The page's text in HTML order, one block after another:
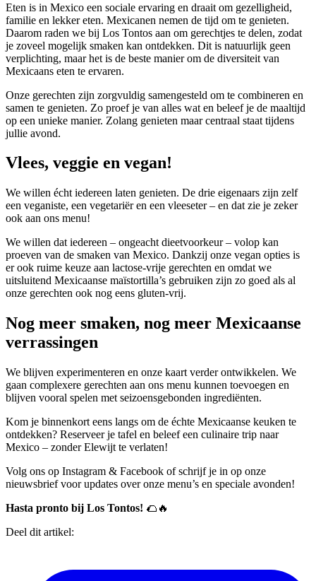
Eten is in Mexico een sociale ervaring en draait om gezelligheid,
familie en lekker eten. Mexicanen nemen de tijd om te genieten.
Daarom raden we bij Los Tontos aan om gerechtjes te delen, zodat
je zoveel mogelijk smaken kan ontdekken. Dit is natuurlijk geen
verplichting, maar het is de beste manier om de diversiteit van
Mexicaans eten te ervaren.
Onze gerechten zijn zorgvuldig samengesteld om te combineren en
samen te genieten. Zo proef je van alles wat en beleef je de maaltijd
op een unieke manier. Zolang genieten maar centraal staat tijdens
jullie avond.
Vlees, veggie en vegan!
We willen écht iedereen laten genieten. De drie eigenaars zijn zelf
een veganiste, een vegetariër en een vleeseter – en dat zie je zeker
ook aan ons menu!
We willen dat iedereen – ongeacht dieetvoorkeur – volop kan
proeven van de smaken van Mexico. Dankzij onze vegan opties is
er ook ruime keuze aan lactose-vrije gerechten en omdat we
uitsluitend Mexicaanse maïstortilla’s gebruiken zijn zo goed als al
onze gerechten ook nog eens gluten-vrij.
Nog meer smaken, nog meer Mexicaanse
verrassingen
We blijven experimenteren en onze kaart verder ontwikkelen. We
gaan complexere gerechten aan ons menu kunnen toevoegen en
blijven vooral spelen met seizoensgebonden ingrediënten.
Kom je binnenkort eens langs om de échte Mexicaanse keuken te
ontdekken? Reserveer je tafel en beleef een culinaire trip naar
Mexico – zonder Elewijt te verlaten!
Volg ons op Instagram & Facebook of schrijf je in op onze
nieuwsbrief voor updates over onze menu’s en speciale avonden!
Hasta pronto bij Los Tontos! 🌮🔥
Deel dit artikel: